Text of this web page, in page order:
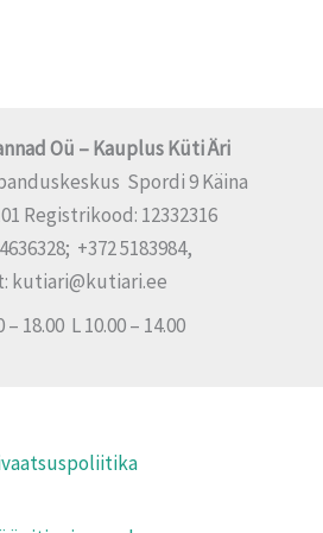
Oü – Kauplus Küti Äri
Spordi 9 Käina
Registrikood: 12332316
+372 5183984,
kutiari@kutiari.ee
– 18.00 L 10.00 – 14.00